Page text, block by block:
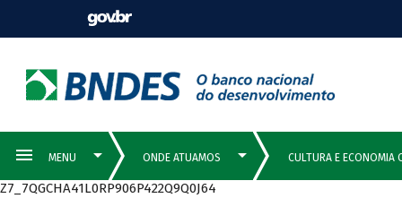
Z7_7QGCHA41L0RP906P422Q9Q0J64